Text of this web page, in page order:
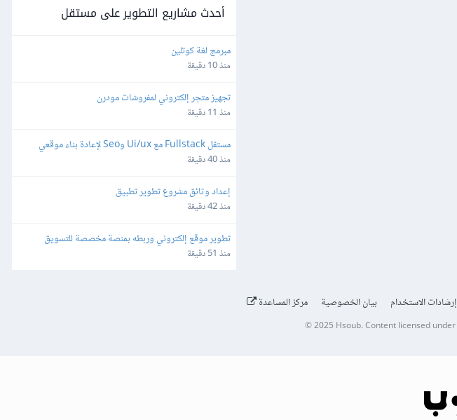
أحدث مشاريع التطوير على مستقل
مبرمج لغة كوتلين
منذ 10 دقيقة
تجهيز متجر إلكتروني لمفروشات مودرن
منذ 11 دقيقة
مستقل Fullstack مع Ui/ux وSeo لإعادة بناء موقعي
منذ 40 دقيقة
إعداد وثائق مشروع تطوير تطبيق
منذ 42 دقيقة
والإرسال عبر البريد الإلكتروني
منذ 51 دقيقة
إرشادات الاستخدام بيان الخصوصية مركز المساعدة
© 2025 Hsoub.Content licensed under